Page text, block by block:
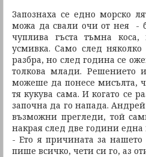
Запознаха се едно морско
можа да свали очи от нея -
чуплива гъста тъмна
усмивка. Само след
разбра, но след година се
толкова млади.
можеше да понесе мисълта,
тя кукува сама. И когато се
започна да го напада.
възможни прегледи, той
накрая след две години една
- Ето я причината за
пише всичко, чети си го, аз